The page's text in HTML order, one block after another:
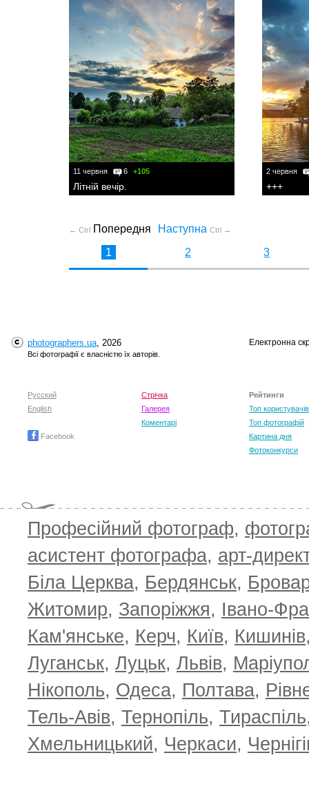
11 червня 6 +105
Літній вечір.
2 червня
+++
← Ctrl Попередня Наступна Ctrl →
1 2 3
photographers.ua, 2026
Всі фотографії є власністю їх авторів.
Електронна
Русский
English
Facebook
Стрічка
Галерея
Коментарі
Рейтинги
Топ користувачів
Топ фотографій
Картина дня
Фотоконкурси
Професійний фотограф,
асистент фотографа, арт-
Біла Церква, Бердянськ,
Житомир, Запоріжжя, Івано-
Кам'янське, Керч, Київ, Кишинів
Луганськ, Луцьк, Львів,
Нікополь, Одеса, Полтава,
Тель-Авів, Тернопіль, Тираспіль
Хмельницький, Черкаси,